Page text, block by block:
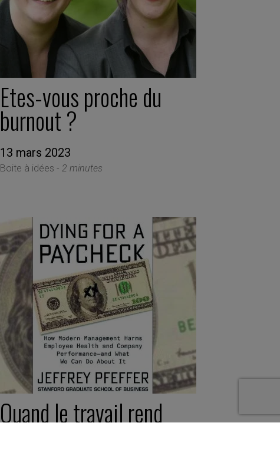
Etes-vous proche du
burnout ?
13 mars 2023
Boite à idées - 2 minutes
Quand le travail rend